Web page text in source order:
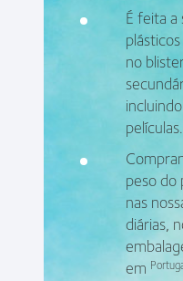
É feita
no
películas.
peso do
nas
diárias,
em